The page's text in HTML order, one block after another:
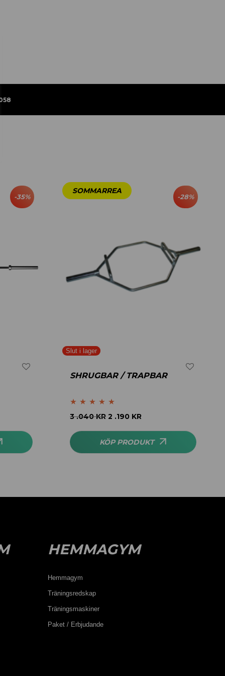
-35% -28%
SHRUGBAR / TRAPBAR
Betygsatt4.80
3 .040KR 2 .190 KR
KÖP PRODUKT
HEMMAGYM
Hemmagym
Träningsredskap
Träningsmaskiner
Paket / Erbjudande